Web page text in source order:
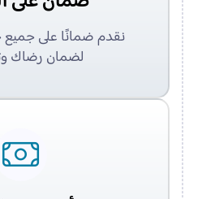
نقدم ضمانًا على
لضمان رضاك